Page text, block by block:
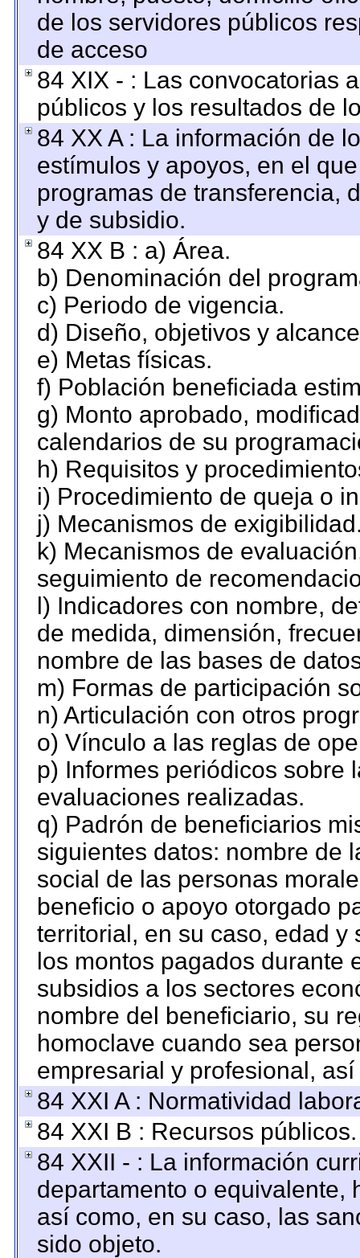
de los servidores públicos
de acceso
84 XIX - : Las convocatorias
públicos y los resultados de
84 XX A : La información de
estímulos y apoyos, en el
programas de transferencia,
y de subsidio.
84 XX B : a) Área.
b) Denominación del
c) Periodo de vigencia.
d) Diseño, objetivos y
e) Metas físicas.
f) Población beneficiada
g) Monto aprobado,
calendarios de su
h) Requisitos y
i) Procedimiento de queja o
j) Mecanismos de
k) Mecanismos de
seguimiento de
l) Indicadores con nombre,
de medida, dimensión,
nombre de las bases de
m) Formas de participación
n) Articulación con otros
o) Vínculo a las reglas de
p) Informes periódicos sobre
evaluaciones realizadas.
q) Padrón de beneficiarios
siguientes datos: nombre de
social de las personas
beneficio o apoyo otorgado
territorial, en su caso, edad
los montos pagados durante
subsidios a los sectores
nombre del beneficiario, su
homoclave cuando sea
empresarial y profesional,
84 XXI A : Normatividad
84 XXI B : Recursos públicos.
84 XXII - : La información
departamento o equivalente,
así como, en su caso, las
sido objeto.